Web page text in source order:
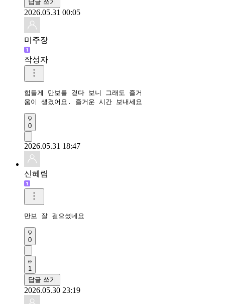
답글 쓰기
2026.05.31 00:05
미주장
작성자
힘들게 만보를 걷다 보니 그래도 즐거
움이 생겼어요. 즐거운 시간 보내세요
0
2026.05.31 18:47
신혜림
만보 잘 걸으셨네요
0
1
답글 쓰기
2026.05.30 23:19